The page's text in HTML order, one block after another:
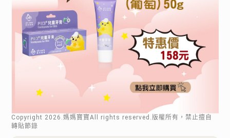
Copyright 2026 .媽媽寶寶All rights reserved.版權所有，禁止擅自
轉貼節錄